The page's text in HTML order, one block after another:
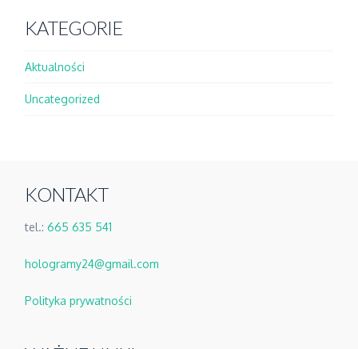
KATEGORIE
Aktualności
Uncategorized
KONTAKT
tel.:665 635 541
hologramy24@gmail.com
Polityka prywatności